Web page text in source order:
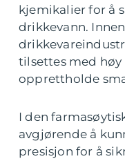
kjemikalier for å
drikkevann.
tilsettes med
opprettholde
I den
avgjørende å
presisjon for å